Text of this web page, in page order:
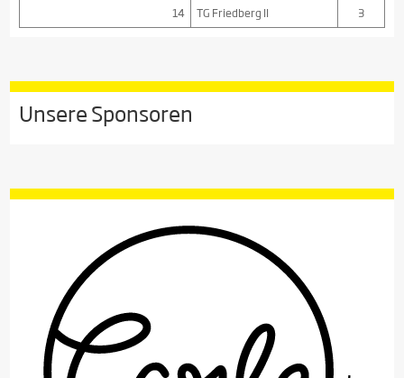
14
TG Friedberg II 3
Unsere Sponsoren